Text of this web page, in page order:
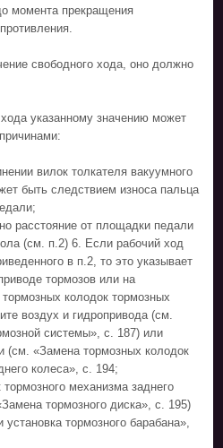
момента прекращения
свободного хода, оно должно
указанному значению может
вилок толкателя вакуумного
быть следствием износа пальца
расстояние от площадки педали
(см. п.2) 6. Если рабочий ход
в п.2, то это указывает
тормозов или на
колодок тормозных
воздух и гидропривода (см.
системы», с. 187) или
(см. «Замена тормозных колодок
колеса», с. 194;
механизма заднего
тормозного диска», с. 195)
тормозного барабана»,